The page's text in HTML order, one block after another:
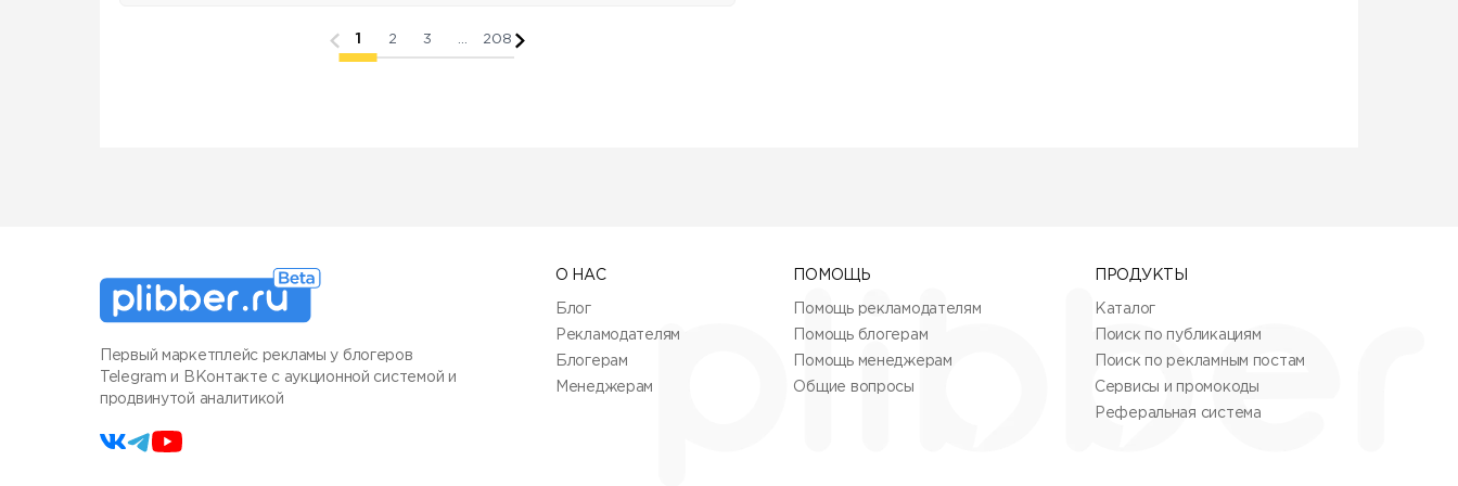
1 2 3 208
Первый маркетплейс рекламы у блогеров
Telegram и ВКонтакте с аукционной системой и
продвинутой аналитикой
О НАС
Блог
Рекламодателям
Блогерам
Менеджерам
ПОМОЩЬ
Помощь рекламодателям
Помощь блогерам
Помощь менеджерам
Общие вопросы
ПРОДУКТЫ
Каталог
Поиск по публикациям
Поиск по рекламным постам
Сервисы и промокоды
Реферальная система